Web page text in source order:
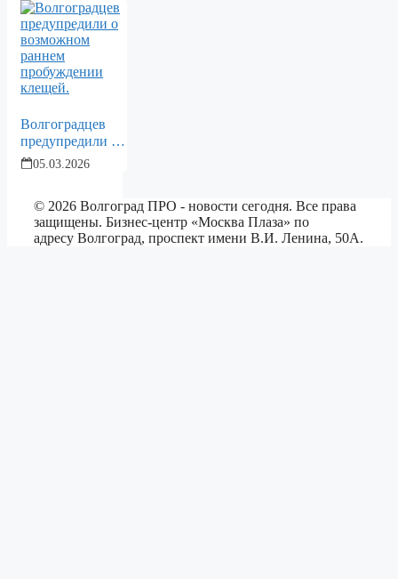
возвращается из
Индии в
Волгоградскую
область.
Волгоградцев
предупредили о
возможном
клещей.
05.03.2026
© 2026 Волгоград ПРО - новости сегодня. Все права
защищены. Бизнес-центр «Москва Плаза» по
адресу Волгоград, проспект имени В.И. Ленина, 50А.